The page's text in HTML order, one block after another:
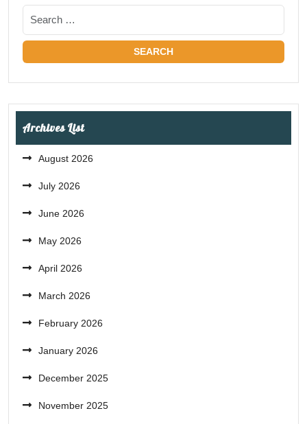
Archives List
August 2026
July 2026
June 2026
May 2026
April 2026
March 2026
February 2026
January 2026
December 2025
November 2025